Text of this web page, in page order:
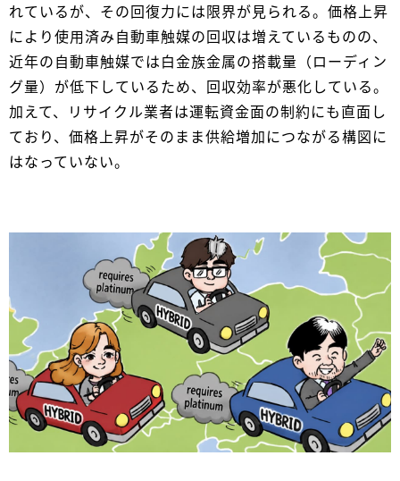
れているが、その回復力には限界が見られる。価格上昇
により使用済み自動車触媒の回収は増えているものの、
近年の自動車触媒では白金族金属の搭載量（ローディン
グ量）が低下しているため、回収効率が悪化している。
加えて、リサイクル業者は運転資金面の制約にも直面し
ており、価格上昇がそのまま供給増加につながる構図に
はなっていない。